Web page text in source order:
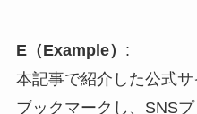
E（Example） :
本記事で紹介した公式
ブックマークし、SNS